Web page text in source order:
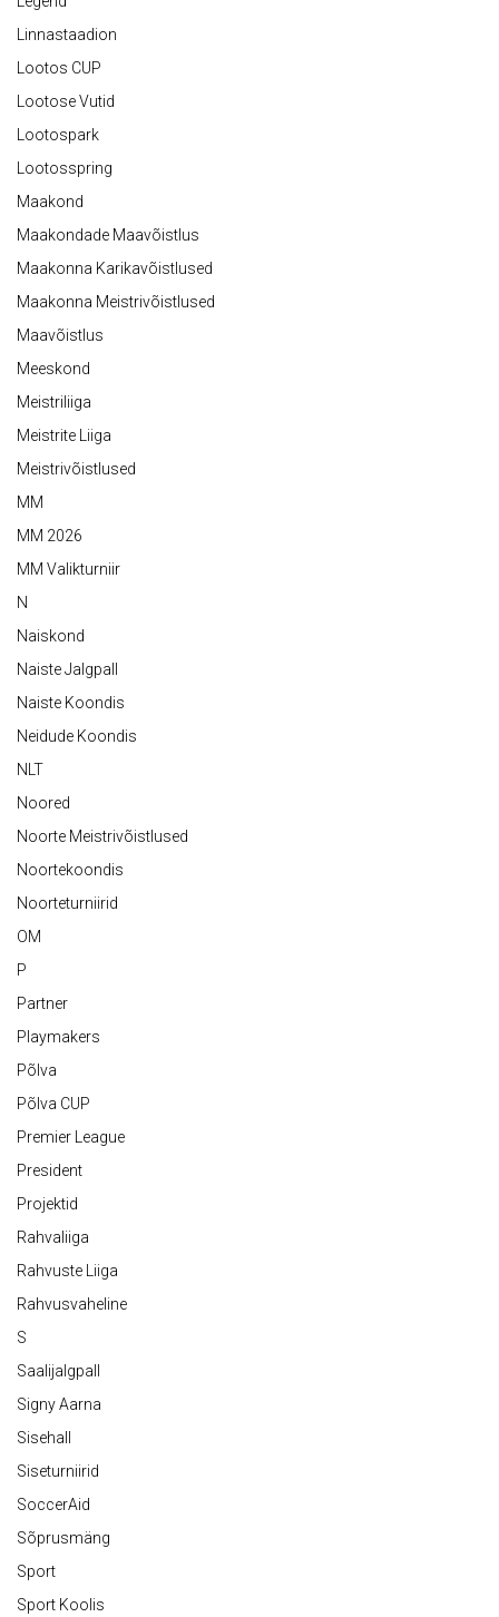
Linnastaadion
Lootos CUP
Lootose Vutid
Lootospark
Lootosspring
Maakond
Maakondade Maavõistlus
Maakonna Karikavõistlused
Maakonna Meistrivõistlused
Maavõistlus
Meeskond
Meistriliiga
Meistrite Liiga
Meistrivõistlused
MM
MM 2026
MM Valikturniir
N
Naiskond
Naiste Jalgpall
Naiste Koondis
Neidude Koondis
NLT
Noored
Noorte Meistrivõistlused
Noortekoondis
Noorteturniirid
OM
P
Partner
Playmakers
Põlva
Põlva CUP
Premier League
President
Projektid
Rahvaliiga
Rahvuste Liiga
Rahvusvaheline
S
Saalijalgpall
Signy Aarna
Sisehall
Siseturniirid
SoccerAid
Sõprusmäng
Sport
Sport Koolis